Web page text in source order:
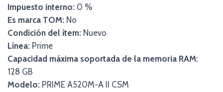
Impuesto interno: 0 %
Es marca TOM: No
Condición del ítem: Nuevo
Línea: Prime
Capacidad máxima soportada de la memoria RAM:
128 GB
Modelo: PRIME A520M-A II CSM